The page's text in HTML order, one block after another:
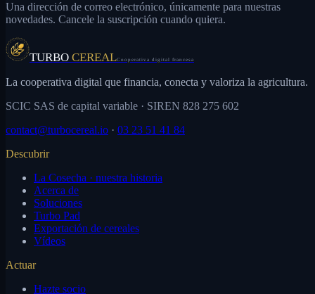
Una dirección de correo electrónico, únicamente para nuestras
novedades. Cancele la suscripción cuando quiera.
TURBO CEREALCooperativa digital francesa
La cooperativa digital que financia, conecta y valoriza la agricultura.
SCIC SAS de capital variable · SIREN 828 275 602
contact@turbocereal.io · 03 23 51 41 84
Descubrir
La Cosecha · nuestra historia
Acerca de
Soluciones
Turbo Pad
Exportación de cereales
Vídeos
Actuar
Hazte socio